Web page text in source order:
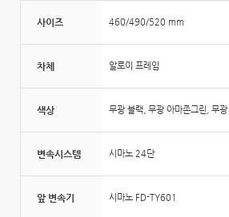
사이즈 460/490/520 mm
차체 알로이 프레임
색상 무광 블랙, 무광 아마존그린, 무광
변속시스템 시마노 24단
앞 변속기 시마노 FD-TY601